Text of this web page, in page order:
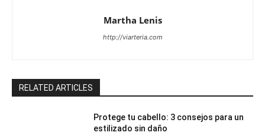
Martha Lenis
http://viarteria.com
RELATED ARTICLES
Protege tu cabello: 3 consejos para un
estilizado sin daño